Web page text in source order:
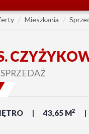
Mieszkania
43,65 M2